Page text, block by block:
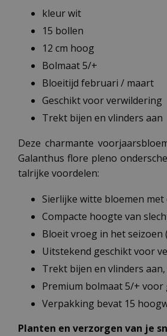
kleur wit
15 bollen
12 cm hoog
Bolmaat 5/+
Bloeitijd februari / maart
Geschikt voor verwildering
Trekt bijen en vlinders aan
Deze charmante
Galanthus flore pleno
talrijke voordelen:
Sierlijke witte bloemen
Compacte hoogte van
Bloeit vroeg in het
Uitstekend geschikt voor
Trekt bijen en vlinders
Premium bolmaat 5/+
Verpakking bevat 15
Planten en verzorgen van je